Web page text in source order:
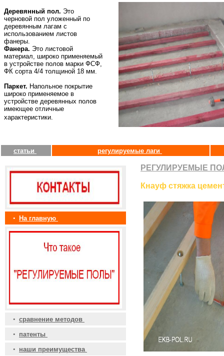
Деревянный пол. Это
черновой пол уложенный по
деревянным лагам с
использованием листов
фанеры.
Фанера. Это листовой
материал, широко применяемый
в устройстве полов марки ФСФ,
ФК сорта 4/4 толщиной 18 мм.
Паркет. Напольное покрытие
широко применяемое в
устройстве деревянных полов
имеющее отличные
характеристики.
статьи регулируемые лаги
• На главную
• сравнение методов
• патенты
• наши преимущества
РЕГУЛИРУЕМЫЕ
Кнауф стяжка